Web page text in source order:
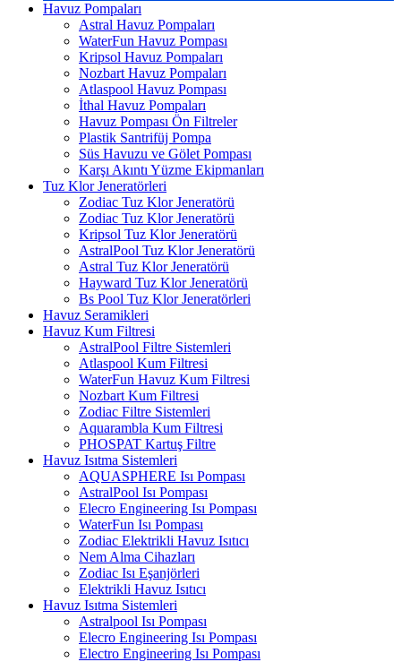
Havuz Pompaları
Astral Havuz Pompaları
WaterFun Havuz Pompası
Kripsol Havuz Pompaları
Nozbart Havuz Pompaları
Atlaspool Havuz Pompası
İthal Havuz Pompaları
Havuz Pompası Ön Filtreler
Plastik Santrifüj Pompa
Süs Havuzu ve Gölet Pompası
Karşı Akıntı Yüzme Ekipmanları
Tuz Klor Jeneratörleri
Zodiac Tuz Klor Jeneratörü
Zodiac Tuz Klor Jeneratörü
Kripsol Tuz Klor Jeneratörü
AstralPool Tuz Klor Jeneratörü
Astral Tuz Klor Jeneratörü
Hayward Tuz Klor Jeneratörü
Bs Pool Tuz Klor Jeneratörleri
Havuz Seramikleri
Havuz Kum Filtresi
AstralPool Filtre Sistemleri
Atlaspool Kum Filtresi
WaterFun Havuz Kum Filtresi
Nozbart Kum Filtresi
Zodiac Filtre Sistemleri
Aquarambla Kum Filtresi
PHOSPAT Kartuş Filtre
Havuz Isıtma Sistemleri
AQUASPHERE Isı Pompası
AstralPool Isı Pompası
Elecro Engineering Isı Pompası
WaterFun Isı Pompası
Zodiac Elektrikli Havuz Isıtıcı
Nem Alma Cihazları
Zodiac Isı Eşanjörleri
Elektrikli Havuz Isıtıcı
Havuz Isıtma Sistemleri
Astralpool Isı Pompası
Elecro Engineering Isı Pompası
Electro Engineering Isı Pompası